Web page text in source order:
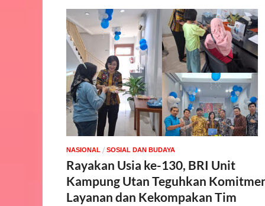
NASIONAL / SOSIAL DAN BUDAYA
Rayakan Usia ke-130, BRI Unit
Kampung Utan Teguhkan
Layanan dan Kekompakan Tim